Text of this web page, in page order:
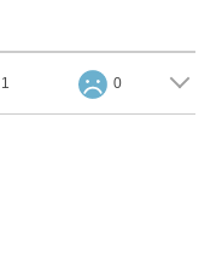
1 0